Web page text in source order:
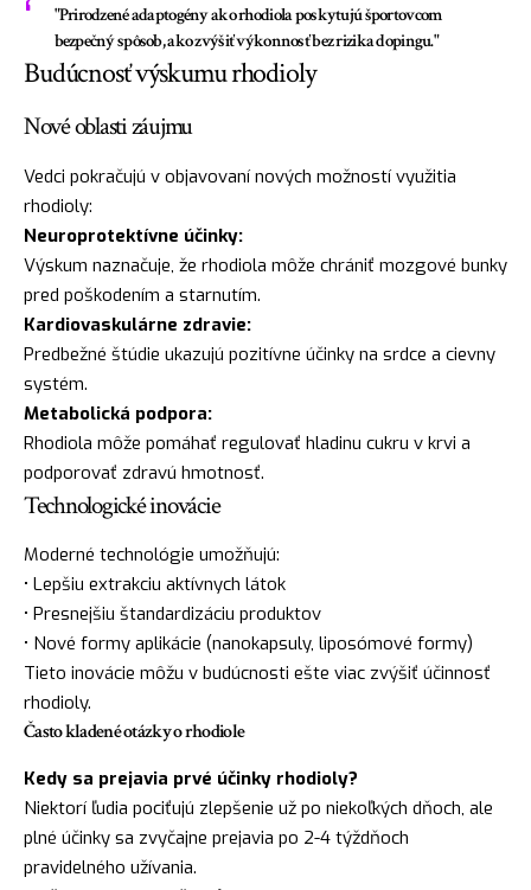
"Prirodzené adaptogény ako rhodiola poskytujú športovcom
bezpečný spôsob, ako zvýšiť výkonnosť bez rizika dopingu."
Budúcnosť výskumu rhodioly
Nové oblasti záujmu
Vedci pokračujú v objavovaní nových možností využitia
rhodioly:
Neuroprotektívne účinky:
Výskum naznačuje, že rhodiola môže chrániť mozgové bunky
pred poškodením a starnutím.
Kardiovaskulárne zdravie:
Predbežné štúdie ukazujú pozitívne účinky na srdce a cievny
systém.
Metabolická podpora:
Rhodiola môže pomáhať regulovať hladinu cukru v krvi a
podporovať zdravú hmotnosť.
Technologické inovácie
Moderné technológie umožňujú:
• Lepšiu extrakciu aktívnych látok
• Presnejšiu štandardizáciu produktov
• Nové formy aplikácie (nanokapsuly, liposómové formy)
Tieto inovácie môžu v budúcnosti ešte viac zvýšiť účinnosť
rhodioly.
Často kladené otázky o rhodiole
Kedy sa prejavia prvé účinky rhodioly?
Niektorí ľudia pociťujú zlepšenie už po niekoľkých dňoch, ale
plné účinky sa zvyčajne prejavia po 2-4 týždňoch
pravidelného užívania.